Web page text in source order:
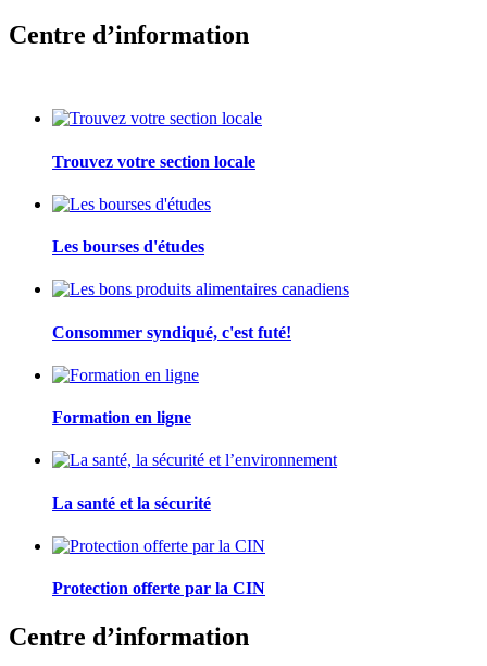
Centre d’information
Trouvez votre section locale
Les bourses d'études
Consommer syndiqué, c'est futé!
Formation en ligne
La santé et la sécurité
Protection offerte par la CIN
Centre d’information